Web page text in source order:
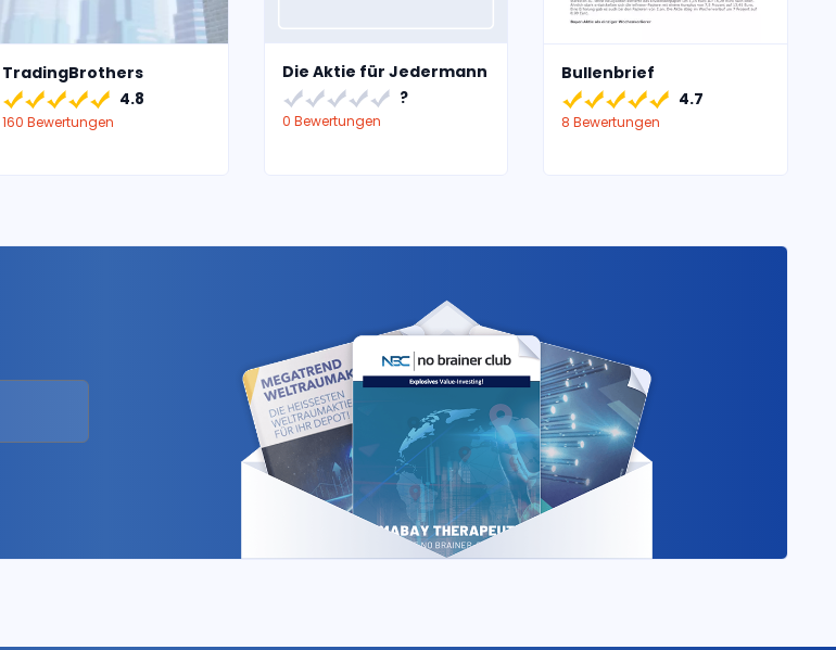
TradingBrothers
4.8
160 Bewertungen
Die Aktie für Jedermann
?
0 Bewertungen
Bullenbrief
4.7
8 Bewertungen